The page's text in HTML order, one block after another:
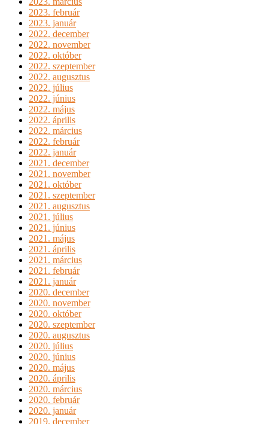
2023. február
2023. január
2022. december
2022. november
2022. október
2022. szeptember
2022. augusztus
2022. július
2022. június
2022. május
2022. április
2022. március
2022. február
2022. január
2021. december
2021. november
2021. október
2021. szeptember
2021. augusztus
2021. július
2021. június
2021. május
2021. április
2021. március
2021. február
2021. január
2020. december
2020. november
2020. október
2020. szeptember
2020. augusztus
2020. július
2020. június
2020. május
2020. április
2020. március
2020. február
2020. január
2019. december